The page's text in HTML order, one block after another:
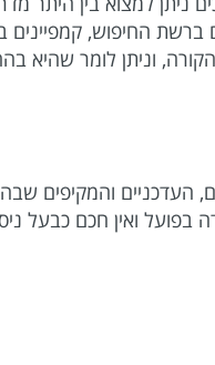
ברשת החיפוש,
מקורות תוכן רבים, אך אלו 6
בפועל ואין חכם כבעל